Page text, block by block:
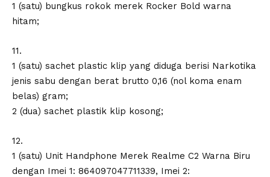
1 (satu) bungkus rokok merek Rocker Bold warna
hitam;
11.
1 (satu) sachet plastic klip yang diduga berisi Narkotika
jenis sabu dengan berat brutto 0,16 (nol koma enam
belas) gram;
2 (dua) sachet plastik klip kosong;
12.
1 (satu) Unit Handphone Merek Realme C2 Warna Biru
dengan Imei 1: 864097047711339, Imei 2: